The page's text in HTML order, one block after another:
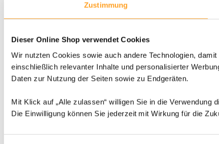
Zustimmung
Dieser Online Shop verwendet Cookies
Wir nutzten Cookies sowie auch andere Technologien,
einschließlich relevanter Inhalte und personalisierter
Daten zur Nutzung der Seiten sowie zu Endgeräten.
Mit Klick auf „Alle zulassen“ willigen Sie in die Verwendung
Die Einwilligung können Sie jederzeit mit Wirkung für die